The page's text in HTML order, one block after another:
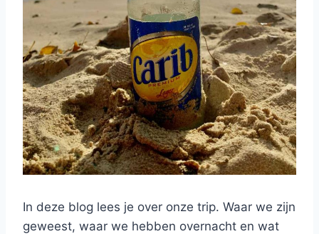
In deze blog lees je over onze trip. Waar we zijn
geweest, waar we hebben overnacht en wat